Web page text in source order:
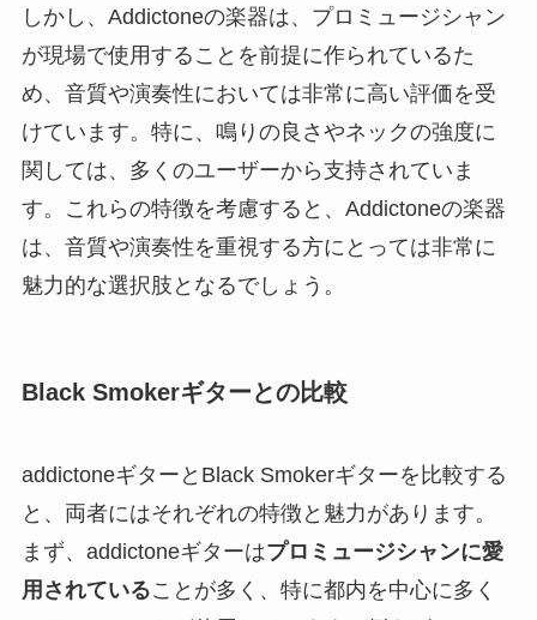
しかし、Addictoneの楽器は、プロミュージシャン
が現場で使用することを前提に作られているた
め、音質や演奏性においては非常に高い評価を受
けています。特に、鳴りの良さやネックの強度に
関しては、多くのユーザーから支持されていま
す。これらの特徴を考慮すると、Addictoneの楽器
は、音質や演奏性を重視する方にとっては非常に
魅力的な選択肢となるでしょう。
Black Smokerギターとの比較
addictoneギターとBlack Smokerギターを比較する
と、両者にはそれぞれの特徴と魅力があります。
まず、addictoneギターはプロミュージシャンに愛
用されていることが多く、特に都内を中心に多く